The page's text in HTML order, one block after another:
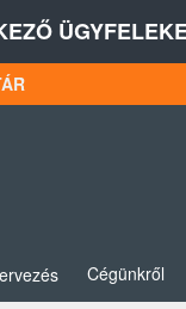
Cégünkről